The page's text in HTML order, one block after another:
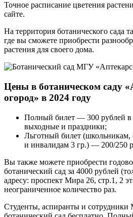
Точное расписание цветения
сайте.
На территория ботанического сада
где вы сможете приобрести
растения для своего дома.
Цены в ботаническом саду
огород» в 2024 году
Полный билет — 300 рублей в
выходные и праздники;
Льготный билет (школьникам,
и инвалидам 3 гр.) — 200/250
Вы также можете приобрести
ботанический сад за 4000 рублей
адресу: проспект Мира 26, стр.1, 2
неограниченное количество раз.
Студенты, аспиранты и сотрудники